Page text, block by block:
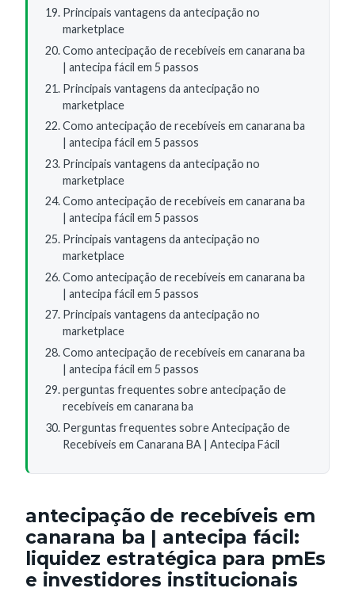
Principais vantagens da antecipação no
marketplace
Como antecipação de recebíveis em canarana ba
| antecipa fácil em 5 passos
Principais vantagens da antecipação no
marketplace
Como antecipação de recebíveis em canarana ba
| antecipa fácil em 5 passos
Principais vantagens da antecipação no
marketplace
Como antecipação de recebíveis em canarana ba
| antecipa fácil em 5 passos
Principais vantagens da antecipação no
marketplace
Como antecipação de recebíveis em canarana ba
| antecipa fácil em 5 passos
Principais vantagens da antecipação no
marketplace
Como antecipação de recebíveis em canarana ba
| antecipa fácil em 5 passos
perguntas frequentes sobre antecipação de
recebíveis em canarana ba
Perguntas frequentes sobre Antecipação de
Recebíveis em Canarana BA | Antecipa Fácil
antecipação de recebíveis em
canarana ba | antecipa fácil:
liquidez estratégica para pmEs
e investidores institucionais